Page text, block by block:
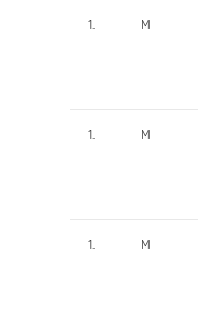
1. M
1. M
1. M